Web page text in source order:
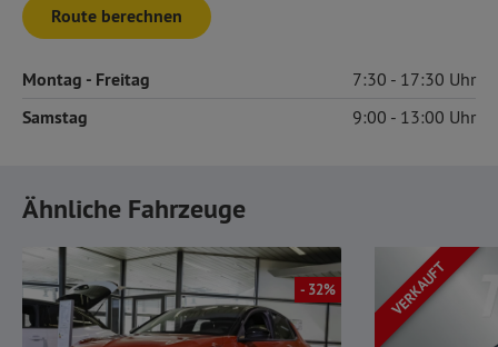
Route berechnen
Montag - Freitag 7:30 17:30
Samstag 9:00 13:00
Ähnliche Fahrzeuge
- 32% VERKAUFT